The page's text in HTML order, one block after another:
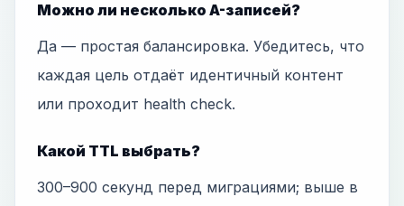
Можно ли несколько A-записей?
Да — простая балансировка. Убедитесь, что
каждая цель отдаёт идентичный контент
или проходит health check.
Какой TTL выбрать?
300–900 секунд перед миграциями; выше в